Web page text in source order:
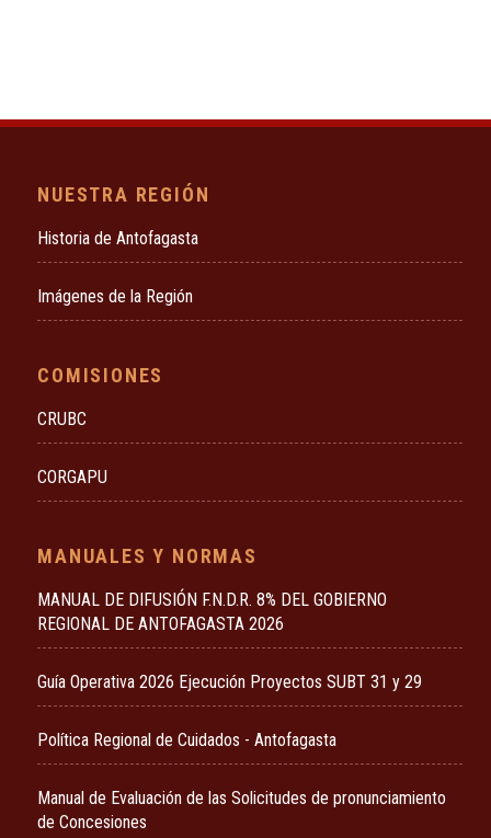
NUESTRA REGIÓN
Historia de Antofagasta
Imágenes de la Región
COMISIONES
CRUBC
CORGAPU
MANUALES Y NORMAS
MANUAL DE DIFUSIÓN F.N.D.R. 8% DEL GOBIERNO
REGIONAL DE ANTOFAGASTA 2026
Guía Operativa 2026 Ejecución Proyectos SUBT 31 y 29
Política Regional de Cuidados - Antofagasta
Manual de Evaluación de las Solicitudes de pronunciamiento
de Concesiones